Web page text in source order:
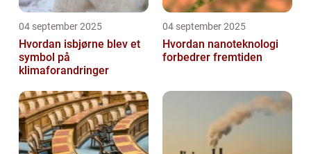
04 september 2025
Hvordan isbjørne blev et
symbol på
klimaforandringer
04 september 2025
Hvordan nanoteknologi
forbedrer fremtiden